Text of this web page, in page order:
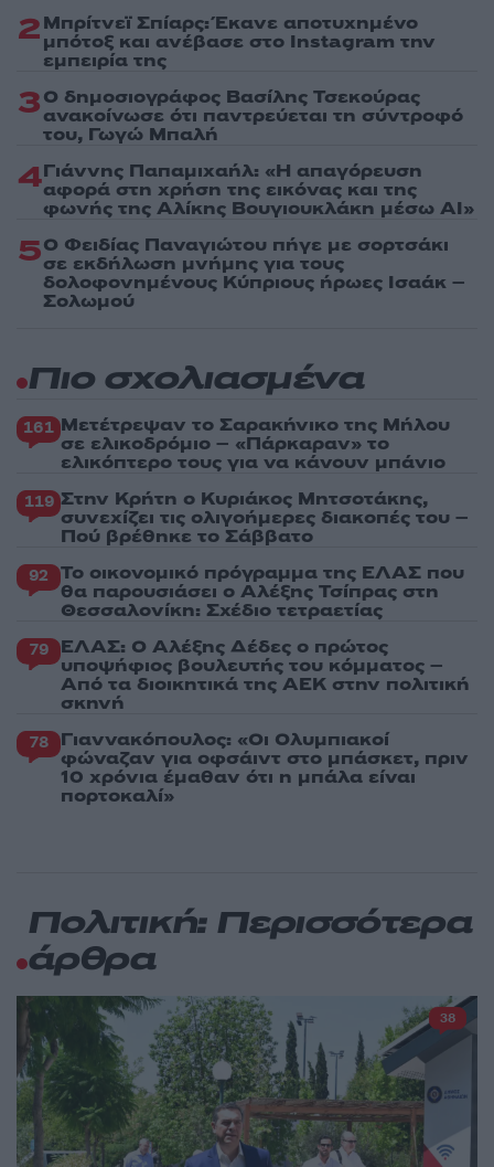
2Μπρίτνεϊ Σπίαρς: Έκανε αποτυχημένο
μπότοξ και ανέβασε στο Instagram την
εμπειρία της
3Ο δημοσιογράφος Βασίλης Τσεκούρας
ανακοίνωσε ότι παντρεύεται τη σύντροφό
του, Γωγώ Μπαλή
4Γιάννης Παπαμιχαήλ: «Η απαγόρευση
αφορά στη χρήση της εικόνας και της
φωνής της Αλίκης Βουγιουκλάκη μέσω AI»
5Ο Φειδίας Παναγιώτου πήγε με σορτσάκι
σε εκδήλωση μνήμης για τους
δολοφονημένους Κύπριους ήρωες Ισαάκ –
Σολωμού
Πιο σχολιασμένα
161 Μετέτρεψαν το Σαρακήνικο της Μήλου
σε ελικοδρόμιο – «Πάρκαραν» το
ελικόπτερο τους για να κάνουν μπάνιο
119 Στην Κρήτη ο Κυριάκος Μητσοτάκης,
συνεχίζει τις ολιγοήμερες διακοπές του –
Πού βρέθηκε το Σάββατο
92 Το οικονομικό πρόγραμμα της ΕΛΑΣ που
θα παρουσιάσει ο Αλέξης Τσίπρας στη
Θεσσαλονίκη: Σχέδιο τετραετίας
79 ΕΛΑΣ: Ο Αλέξης Δέδες ο πρώτος
υποψήφιος βουλευτής του κόμματος –
Από τα διοικητικά της ΑΕΚ στην πολιτική
σκηνή
78 Γιαννακόπουλος: «Οι Ολυμπιακοί
φώναζαν για οφσάιντ στο μπάσκετ, πριν
10 χρόνια έμαθαν ότι η μπάλα είναι
πορτοκαλί»
Πολιτική: Περισσότερα
άρθρα
38